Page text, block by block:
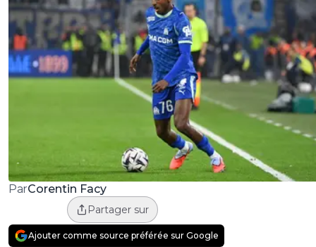
ParCorentin Facy
Partager sur
Ajouter comme source préférée sur Google